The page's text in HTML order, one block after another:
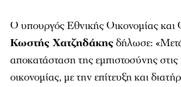
Ο υπουργός Εθνικής Οικονομίας και
Κωστής Χατζηδάκηςδήλωσε:
αποκατάσταση της εμπιστοσύνης στις
οικονομίας, με την επίτευξη και